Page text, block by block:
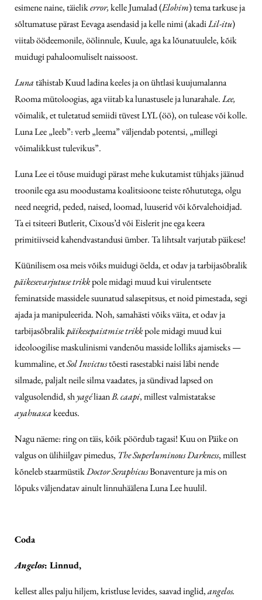
esimene naine, täielikerror,kelle Jumalad (Elohim) tema tarkuse ja
sõltumatuse pärast Eevaga asendasid ja kelle nimi (akadiLil-itu)
viitab öödeemonile, öölinnule, Kuule, aga ka lõunatuulele, kõik
muidugi pahaloomuliselt naissoost.
Lunatähistab Kuud ladina keeles ja on ühtlasi kuujumalanna
Rooma mütoloogias, aga viitab ka lunastusele ja lunarahale.Lee,
võimalik, et tuletatud semiidi tüvest LYL (öö), on tulease või kolle.
Luna Lee „leeb”: verb „leema” väljendab potentsi, „millegi
võimalikkust tulevikus”.
Luna Lee ei tõuse muidugi pärast mehe kukutamist tühjaks jäänud
troonile ega asu moodustama koalitsioone teiste rõhututega, olgu
need neegrid, peded, naised, loomad, luuserid või kõrvalehoidjad.
Ta ei tsiteeri Butlerit, Cixous’d või Eislerit jne ega keera
primitiivseid kahendvastandusi ümber. Ta lihtsalt varjutab päikese!
Küünilisem osa meis võiks muidugi öelda, et odav ja tarbijasõbralik
päikesevarjutuse trikkpole midagi muud kui virulentsete
feminatside massidele suunatud salasepitsus, et noid pimestada, segi
ajada ja manipuleerida. Noh, samahästi võiks väita, et odav ja
tarbijasõbralikpäikesepaistmise trikkpole midagi muud kui
ideoloogilise maskulinismi vandenõu masside lolliks ajamiseks —
kummaline, etSol Invictustõesti rasestabki naisi läbi nende
silmade, paljalt neile silma vaadates, ja sündivad lapsed on
valgusolendid, shyagéliaanB. caapi, millest valmistatakse
ayahuascakeedus.
Nagu näeme: ring on täis, kõik pöördub tagasi! Kuu on Päike on
valgus on ülihiilgav pimedus, The Superluminous Darkness, millest
kõneleb staarmüstikDoctor SeraphicusBonaventure ja mis on
lõpuks väljendatav ainult linnuhäälena Luna Lee huulil.
Coda
Angelos: Linnud,
kellest alles palju hiljem, kristluse levides, saavad inglid,angelos.